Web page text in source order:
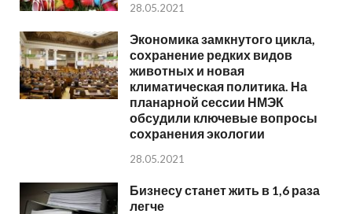
28.05.2021
Экономика замкнутого цикла,
сохранение редких видов
животных и новая
климатическая политика. На
планарной сессии НМЭК
обсудили ключевые вопросы
сохранения экологии
28.05.2021
Бизнесу станет жить в 1,6 раза
легче